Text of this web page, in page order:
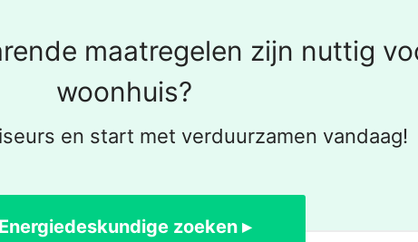
maatregelen zijn nuttig
woonhuis?
en start met verduurzamen vandaag!
Energiedeskundige zoeken ▸